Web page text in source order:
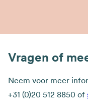
Vragen of
Neem voor meer
+31 (0)20 512 8850 of